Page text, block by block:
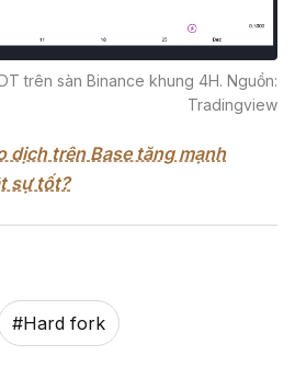
trên sàn Binance khung 4H. Nguồn:
Tradingview
dịch trên Base tăng mạnh
sự tốt?
#Hard fork